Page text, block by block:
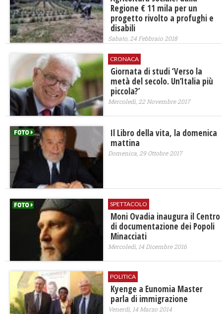
Regione € 11 mila per un
progetto rivolto a profughi e
disabili
Sabato, 24 Febbraio 2018
CRONACA
Giornata di studi ‘Verso la
metà del secolo. Un’Italia più
piccola?’
Mercoledì, 22 Novembre 2017
Il Libro della vita, la domenica
mattina
Domenica, 29 Ottobre 2017
SPETTACOLO
Moni Ovadia inaugura il Centro
di documentazione dei Popoli
Minacciati
Mercoledì, 14 Dicembre 2016
POLITICA
Kyenge a Eunomia Master
parla di immigrazione
Venerdì, 14 Marzo 2014